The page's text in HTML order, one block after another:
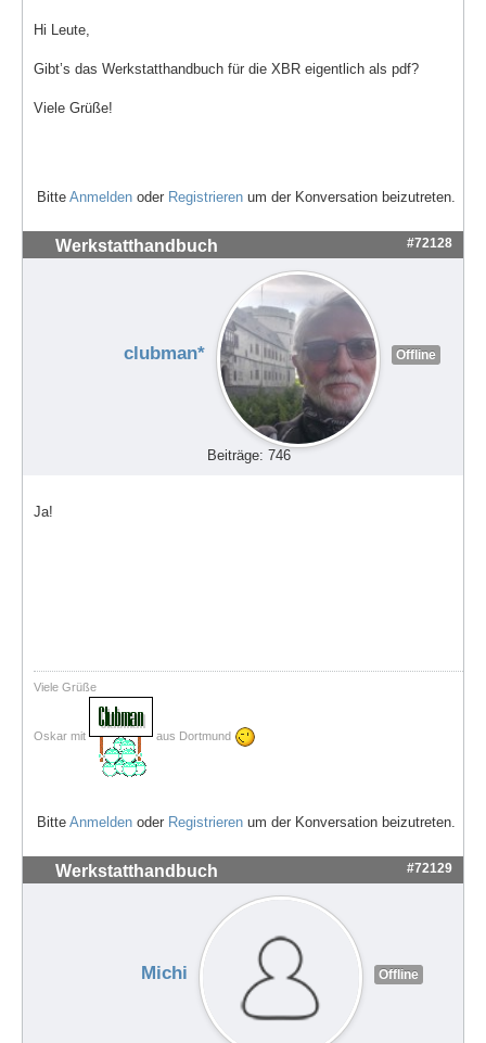
Hi Leute,
Gibt’s das Werkstatthandbuch für die XBR eigentlich als pdf?
Viele Grüße!
Bitte Anmelden oder Registrieren um der Konversation beizutreten.
Werkstatthandbuch #72128
clubman* Offline
Beiträge: 746
Ja!
Viele Grüße
Oskar mit aus Dortmund
Bitte Anmelden oder Registrieren um der Konversation beizutreten.
Werkstatthandbuch #72129
Michi Offline